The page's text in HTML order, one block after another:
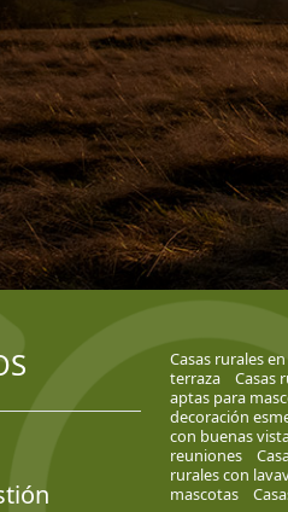
Casas rurales
terraza
Casas
aptas para
decoración
con buenas
reuniones
rurales con
mascotas